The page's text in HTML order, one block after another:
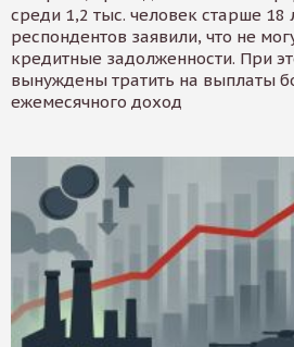
среди 1,2 тыс. человек старше 18
респондентов заявили, что не
кредитные задолженности. При
вынуждены тратить на выплаты
ежемесячного доход